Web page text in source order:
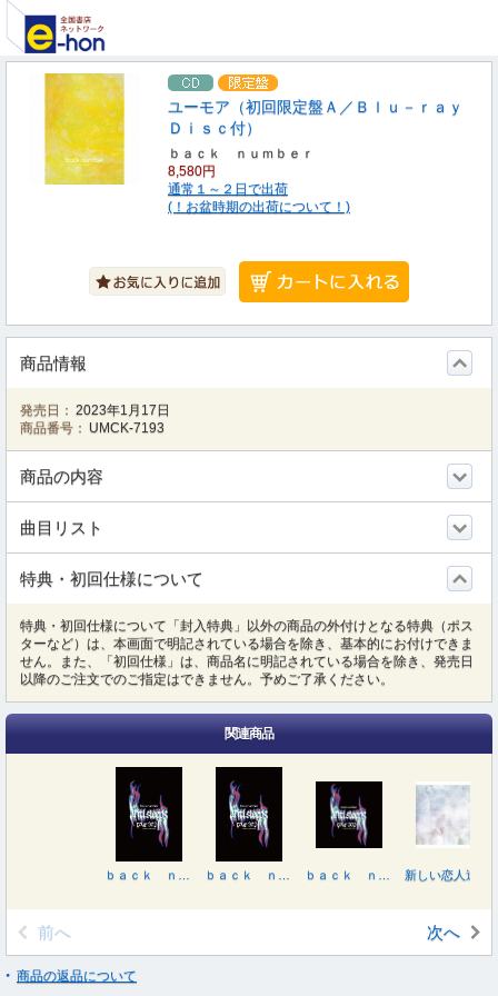
ユーモア（初回限定盤Ａ／Ｂｌｕ－ｒａｙ
Ｄｉｓｃ付）
ｂａｃｋ ｎｕｍｂｅｒ
8,580円
通常１～２日で出荷
(！お盆時期の出荷について！)
商品情報
発売日： 2023年1月17日
商品番号： UMCK-7193
商品の内容
曲目リスト
特典・初回仕様について
特典・初回仕様について「封入特典」以外の商品の外付けとなる特典（ポス
ターなど）は、本画面で明記されている場合を除き、基本的にお付けできま
せん。また、「初回仕様」は、商品名に明記されている場合を除き、発売日
以降のご注文でのご指定はできません。予めご了承ください。
関連商品
前へ 次へ
商品の返品について